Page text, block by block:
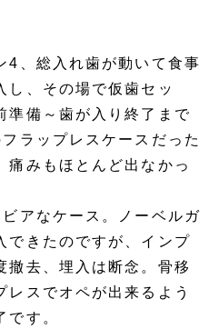
4、総入れ歯が動いて食事
し、その場で仮歯セッ
準備～歯が入り終了まで
ラップレスケースだった
痛みもほとんど出なかっ
アなケース。ノーベルガ
できたのですが、インプ
撤去、埋入は断念。骨移
レスでオペが出来るよう
です。